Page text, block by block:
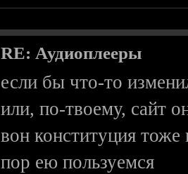
RE: Аудиоплееры
если бы что-то
или, по-твоему, сайт
вон конституция
пор ею пользуемся